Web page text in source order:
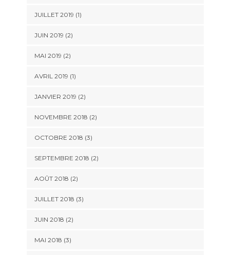
JUILLET 2019 (1)
JUIN 2019 (2)
MAI 2019 (2)
AVRIL 2019 (1)
JANVIER 2019 (2)
NOVEMBRE 2018 (2)
OCTOBRE 2018 (3)
SEPTEMBRE 2018 (2)
AOÛT 2018 (2)
JUILLET 2018 (3)
JUIN 2018 (2)
MAI 2018 (3)